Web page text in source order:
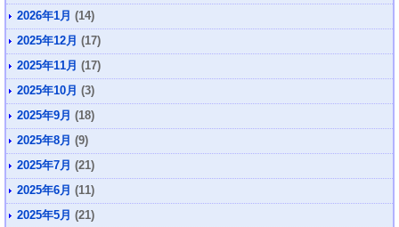
2026年1月 (14)
2025年12月 (17)
2025年11月 (17)
2025年10月 (3)
2025年9月 (18)
2025年8月 (9)
2025年7月 (21)
2025年6月 (11)
2025年5月 (21)